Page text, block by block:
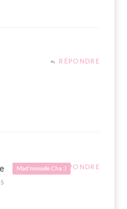
RÉPONDRE
Mad'moiselle Cha :)RÉPONDRE